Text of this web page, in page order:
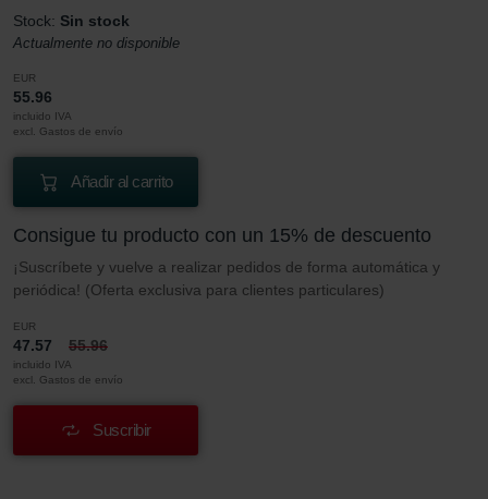
Stock: Sin stock
Actualmente no disponible
EUR
55.96
incluido IVA
excl. Gastos de envío
Añadir al carrito
Consigue tu producto con un 15% de descuento
¡Suscríbete y vuelve a realizar pedidos de forma automática y
periódica! (Oferta exclusiva para clientes particulares)
EUR
47.57 55.96
incluido IVA
excl. Gastos de envío
Suscribir